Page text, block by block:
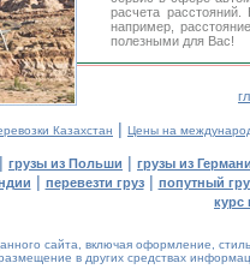
расчета
например,
полезными для Вас!
Казахстан | Цены на
| грузы из Польши | грузы из
| перевезти груз| попутный
курс
сайта, включая оформление,
в других средствах